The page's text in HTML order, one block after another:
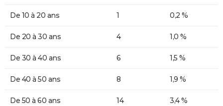
De 10 à 20 ans 1 0,2 %
De 20 à 30 ans 4 1,0 %
De 30 à 40 ans 6 1,5 %
De 40 à 50 ans 8 1,9 %
De 50 à 60 ans 14 3,4 %